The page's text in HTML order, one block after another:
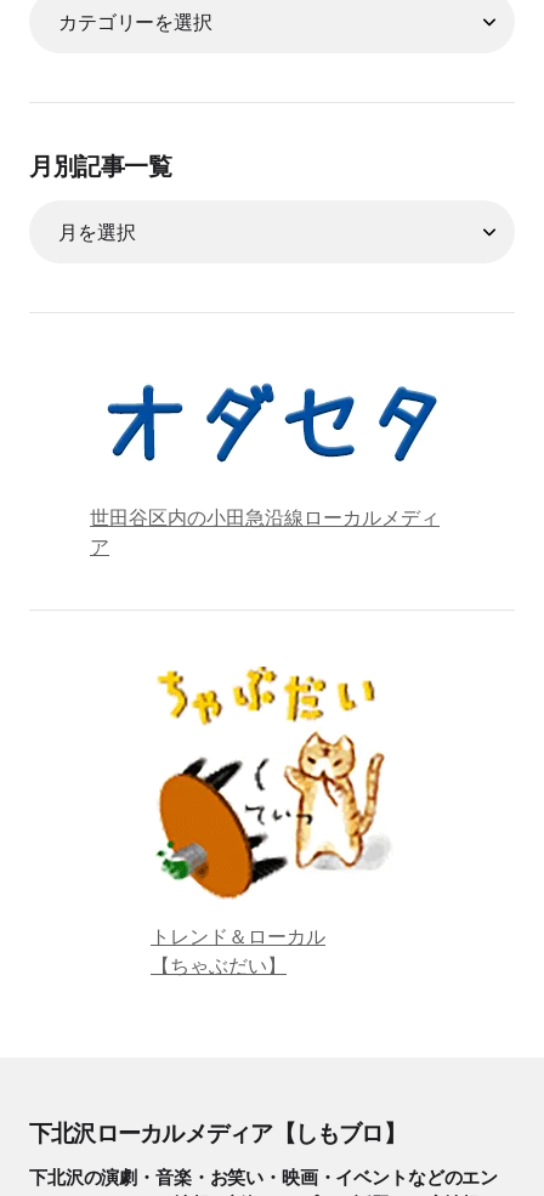
月別記事一覧
世田谷区内の小田急沿線ローカルメディ
ア
トレンド＆ローカル
【ちゃぶだい】
下北沢ローカルメディア【しもブロ】
下北沢の演劇・音楽・お笑い・映画・イベントなどのエン